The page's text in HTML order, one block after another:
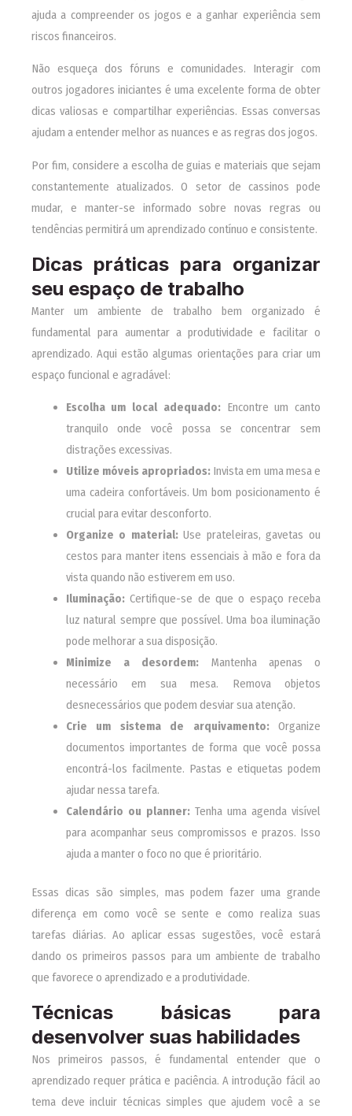
ajuda a compreender os jogos e a ganhar experiência sem
riscos financeiros.
Não esqueça dos fóruns e comunidades. Interagir com
outros jogadores iniciantes é uma excelente forma de obter
dicas valiosas e compartilhar experiências. Essas conversas
ajudam a entender melhor as nuances e as regras dos jogos.
Por fim, considere a escolha de guias e materiais que sejam
constantemente atualizados. O setor de cassinos pode
mudar, e manter-se informado sobre novas regras ou
tendências permitirá um aprendizado contínuo e consistente.
Dicas práticas para organizar
seu espaço de trabalho
Manter um ambiente de trabalho bem organizado é
fundamental para aumentar a produtividade e facilitar o
aprendizado. Aqui estão algumas orientações para criar um
espaço funcional e agradável:
Escolha um local adequado:Encontre um canto
tranquilo onde você possa se concentrar sem
distrações excessivas.
Utilize móveis apropriados: Invista em uma mesa e
uma cadeira confortáveis. Um bom posicionamento é
crucial para evitar desconforto.
Organize o material:Use prateleiras, gavetas ou
cestos para manter itens essenciais à mão e fora da
vista quando não estiverem em uso.
Iluminação:Certifique-se de que o espaço receba
luz natural sempre que possível. Uma boa iluminação
pode melhorar a sua disposição.
Minimize a desordem: Mantenha apenas o
necessário em sua mesa. Remova objetos
desnecessários que podem desviar sua atenção.
Crie um sistema de arquivamento:Organize
documentos importantes de forma que você possa
encontrá-los facilmente. Pastas e etiquetas podem
ajudar nessa tarefa.
Calendário ou planner:Tenha uma agenda visível
para acompanhar seus compromissos e prazos. Isso
ajuda a manter o foco no que é prioritário.
Essas dicas são simples, mas podem fazer uma grande
diferença em como você se sente e como realiza suas
tarefas diárias. Ao aplicar essas sugestões, você estará
dando os primeiros passos para um ambiente de trabalho
que favorece o aprendizado e a produtividade.
Técnicas básicas para
desenvolver suas habilidades
Nos primeiros passos, é fundamental entender que o
aprendizado requer prática e paciência. A introdução fácil ao
tema deve incluir técnicas simples que ajudem você a se